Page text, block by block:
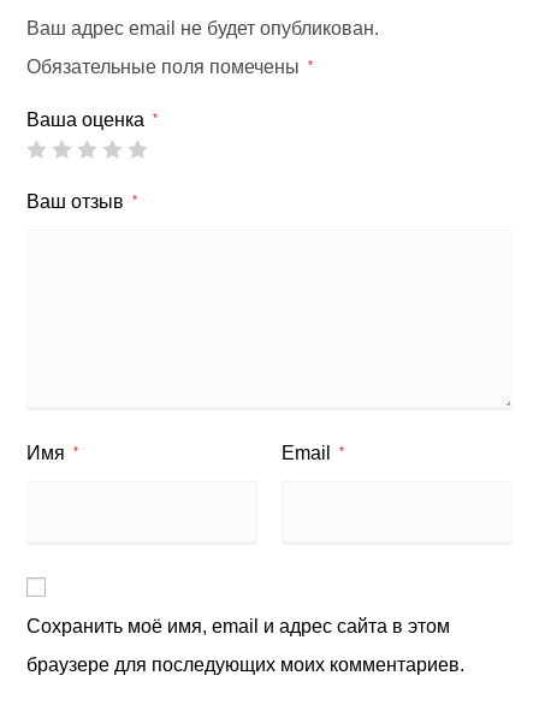
Ваш адрес email не будет опубликован.
Обязательные поля помечены
*
Ваша оценка *
Ваш отзыв *
Имя * Email *
Сохранить моё имя, email и адрес сайта в этом
браузере для последующих моих комментариев.